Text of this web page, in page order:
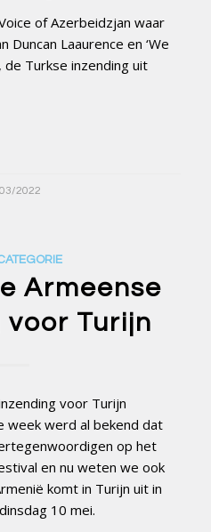
of Azerbeidzjan waar
Duncan Laaurence en ‘We
de Turkse inzending uit
2022
Armeense
voor Turijn
voor Turijn
week werd al bekend dat
op het
en nu weten we ook
komt in Turijn uit in
10 mei.